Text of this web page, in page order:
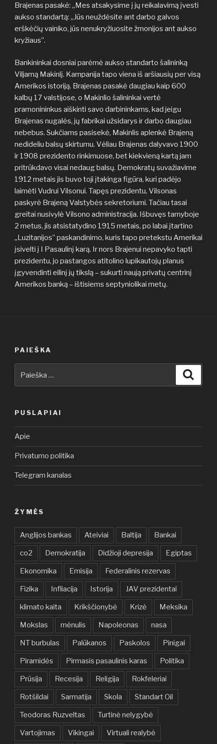
Brajenas pasakė: „Mes atsakysime į jų reikalavimą įvesti
aukso standartą: „Jūs neuždėsite ant darbo galvos
erškėčių vainiko, jūs nenukryžiuosite žmonijos ant aukso
kryžiaus”.
Bankininkai dosniai parėmė aukso standarto šalininką
Viljamą Makinlį. Kampanija tapo viena iš aršiausių per visą
Amerikos istoriją. Brajenas pasakė daugiau kaip 600
kalbų 17 valstijose, o Makinlio šalininkai vertė
pramonininkus aiškinti savo darbininkams, kad jeigu
Brajenas nugalės, jų fabrikai užsidarys ir darbo daugiau
nebebus. Sukčiams pasisekė, Makinlis aplenkė Brajeną
nedideliu balsų skirtumu. Vėliau Brajenas dalyvavo 1900
ir 1908 prezidento rinkimuose, bet kiekvieną kartą jam
pritrūkdavo visai nedaug balsų. Demokratų suvažiavime
1912 metais jis buvo toji įtakinga figūra, kuri padėjo
laimėti Vudrui Vilsonui. Tapęs prezidentu, Vilsonas
paskyrė Brajeną Valstybės sekretoriumi. Tačiau tasai
greitai nusivylė Vilsono administracija. Išbuvęs tarnyboje
2 metus, jis atsistatydino 1915 metais, po labai įtartino
„Luzitanijos” paskandinimo, kuris tapo pretekstu Amerikai
įsivelti į I Pasaulinį karą. Ir nors Brajenui nepavyko tapti
prezidentu, jo pastangos atitolino lupikautojų planus
įgyvendinti eilinį jų tikslą – sukurti naują privatų centrinį
Amerikos banką – ištisiems septyniolikai metų.
PAIEŠKA
PUSLAPIAI
Apie
Privatumo politika
Telegram kanalas
ŽYMĖS
Anglijos bankas Ateiviai Baltija Bankai
co2 Demokratija Didžioji depresija Egiptas
Ekonomika Emisija Federalinis rezervas
Fizika Infliacija Istorija JAV prezidentai
klimato kaita Krikščionybė Krizė Meksika
Mokslas mėnulis Napoleonas nasa
NT burbulas Palūkanos Paskolos Pinigai
Piramidės Pirmasis pasaulinis karas Politika
Prūsija Recesija Religija Rokfeleriai
Rotšildai Sarmatija Skola Standart Oil
Teodoras Ruzveltas Turtinė nelygybė
Vartojimas Vikingai Virtuali realybė